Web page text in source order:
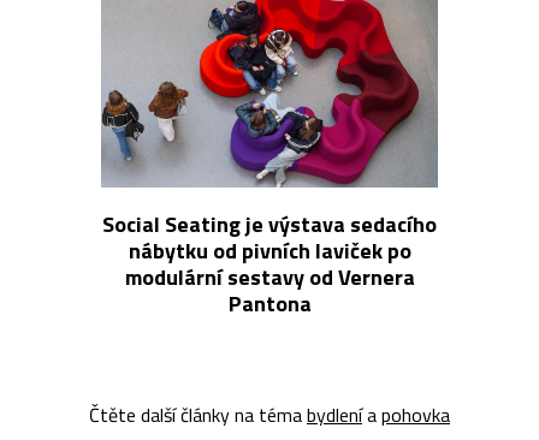
Social Seating je výstava sedacího
nábytku od pivních laviček po
modulární sestavy od Vernera
Pantona
Čtěte další články na témabydleníapohovka